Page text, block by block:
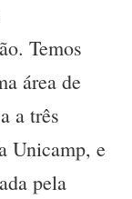
Temos
área de
a três
Unicamp, e
pela